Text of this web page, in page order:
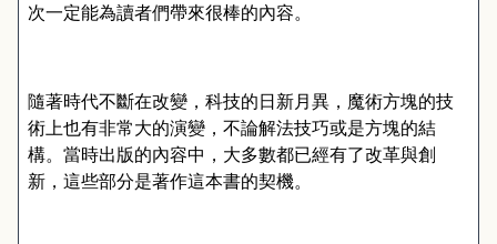
次一定能為讀者們帶來很棒的內容。
隨著時代不斷在改變，科技的日新月異，魔術方塊的技
術上也有非常大的演變，不論解法技巧或是方塊的結
構。當時出版的內容中，大多數都已經有了改革與創
新，這些部分是著作這本書的契機。